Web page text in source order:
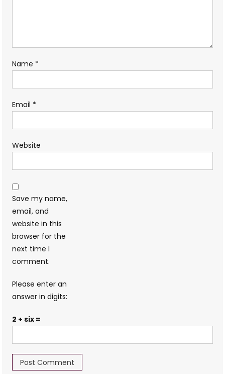
Name *
Email *
Website
Save my name,
email, and
website in this
browser for the
next time I
comment.
Please enter an
answer in digits:
2 + six =